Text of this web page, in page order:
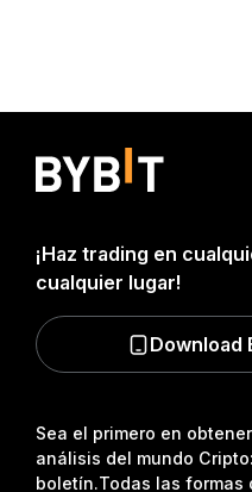
Sea el primero en
análisis del mundo
boletín.Todas las formas
¡Haz trading en
cualquier lugar!
Download